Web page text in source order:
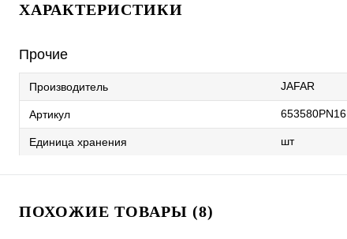
ХАРАКТЕРИСТИКИ
Прочие
Производитель JAFAR
Артикул 653580PN16
Единица хранения шт
ПОХОЖИЕ ТОВАРЫ (8)